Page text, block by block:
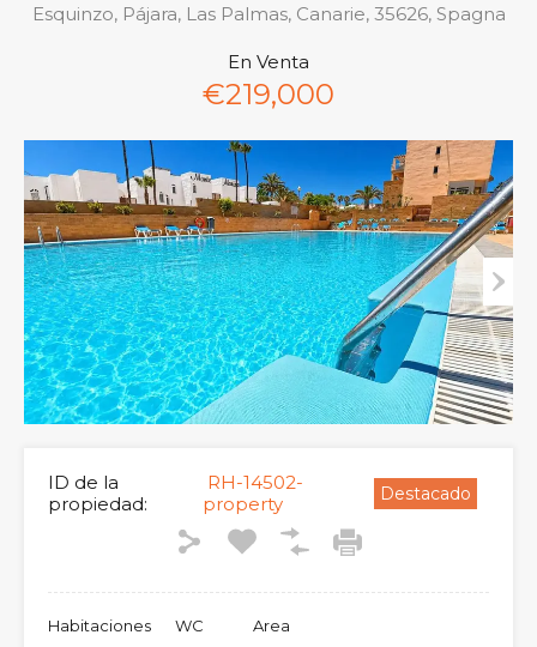
Esquinzo, Pájara, Las Palmas, Canarie, 35626, Spagna
En Venta
€219,000
ID de la
propiedad:
RH-14502-
property
Destacado
Habitaciones WC Area